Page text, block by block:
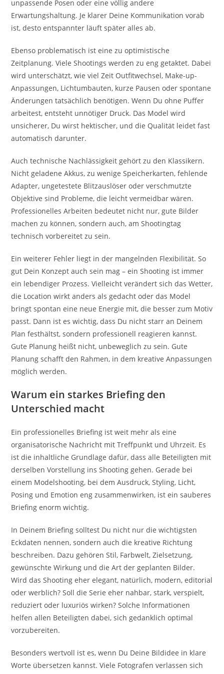
unpassende Posen oder eine völlig andere
Erwartungshaltung. Je klarer Deine Kommunikation vorab
ist, desto entspannter läuft später alles ab.
Ebenso problematisch ist eine zu optimistische
Zeitplanung. Viele Shootings werden zu eng getaktet. Dabei
wird unterschätzt, wie viel Zeit Outfitwechsel, Make-up-
Anpassungen, Lichtumbauten, kurze Pausen oder spontane
Änderungen tatsächlich benötigen. Wenn Du ohne Puffer
arbeitest, entsteht unnötiger Druck. Das Model wird
unsicherer, Du wirst hektischer, und die Qualität leidet fast
automatisch darunter.
Auch technische Nachlässigkeit gehört zu den Klassikern.
Nicht geladene Akkus, zu wenige Speicherkarten, fehlende
Adapter, ungetestete Blitzauslöser oder verschmutzte
Objektive sind Probleme, die leicht vermeidbar wären.
Professionelles Arbeiten bedeutet nicht nur, gute Bilder
machen zu können, sondern auch, am Shootingtag
technisch vorbereitet zu sein.
Ein weiterer Fehler liegt in der mangelnden Flexibilität. So
gut Dein Konzept auch sein mag – ein Shooting ist immer
ein lebendiger Prozess. Vielleicht verändert sich das Wetter,
die Location wirkt anders als gedacht oder das Model
bringt spontan eine neue Energie mit, die besser zum Motiv
passt. Dann ist es wichtig, dass Du nicht starr an Deinem
Plan festhältst, sondern professionell reagieren kannst.
Gute Planung heißt nicht, unbeweglich zu sein. Gute
Planung schafft den Rahmen, in dem kreative Anpassungen
möglich werden.
Warum ein starkes Briefing den
Unterschied macht
Ein professionelles Briefing ist weit mehr als eine
organisatorische Nachricht mit Treffpunkt und Uhrzeit. Es
ist die inhaltliche Grundlage dafür, dass alle Beteiligten mit
derselben Vorstellung ins Shooting gehen. Gerade bei
einem Modelshooting, bei dem Ausdruck, Styling, Licht,
Posing und Emotion eng zusammenwirken, ist ein sauberes
Briefing enorm wichtig.
In Deinem Briefing solltest Du nicht nur die wichtigsten
Eckdaten nennen, sondern auch die kreative Richtung
beschreiben. Dazu gehören Stil, Farbwelt, Zielsetzung,
gewünschte Wirkung und die Art der geplanten Bilder.
Wird das Shooting eher elegant, natürlich, modern, editorial
oder werblich? Soll die Serie eher nahbar, stark, verspielt,
reduziert oder luxuriös wirken? Solche Informationen
helfen allen Beteiligten dabei, sich gedanklich optimal
vorzubereiten.
Besonders wertvoll ist es, wenn Du Deine Bildidee in klare
Worte übersetzen kannst. Viele Fotografen verlassen sich